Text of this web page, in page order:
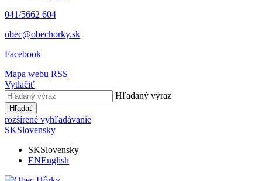
041/5662 604
obec@obechorky.sk
Facebook
Mapa webu RSS
Vytlačiť
Hľadaný výraz
Hľadať
rozšírené vyhľadávanie
SKSlovensky
SKSlovensky
ENEnglish